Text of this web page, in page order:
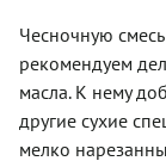
Чесночную
рекомендуем
масла. К нему
другие сухие
мелко